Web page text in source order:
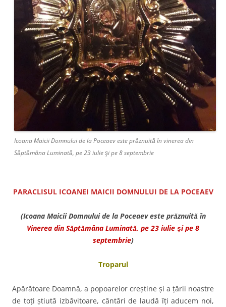
Icoana Maicii Domnului de la Poceaev este prăznuită în vinerea din
Săptămâna Luminată, pe 23 iulie şi pe 8 septembrie
PARACLISUL ICOANEI MAICII DOMNULUI DE LA POCEAEV
(Icoana Maicii Domnului de la Poceaev este prăznuită în
Vinerea din Săptămâna Luminată, pe 23 iulie şi pe 8
septembrie)
Troparul
Apărătoare Doamnă, a popoarelor creştine şi a ţării noastre
de toţi ştiută izbăvitoare, cântări de laudă îţi aducem noi,